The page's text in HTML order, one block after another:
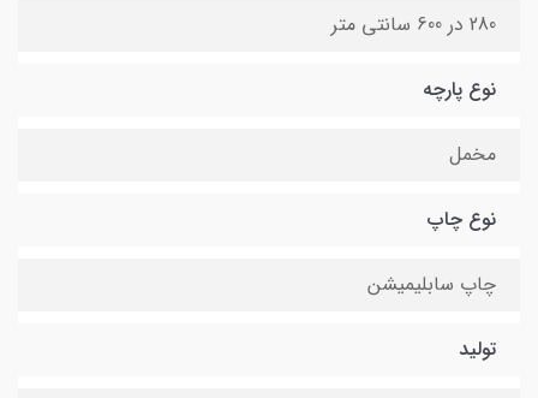
280 در 600 سانتی متر
نوع پارچه
مخمل
نوع چاپ
چاپ سابلیمیشن
تولید